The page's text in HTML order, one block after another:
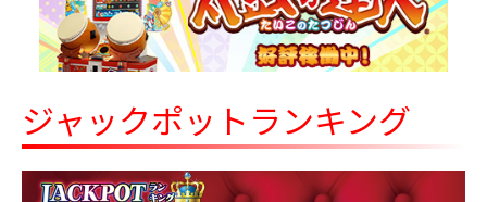
8/6～
ミニオン ちびぱる
8/6～
ミニオンズ＆モンスターズ Ｌぬいぐる
み カウボーイ
8/6～
モンチッチ おしゃぶりBIGぬいぐるみ
8/6～
映画クレヨンしんちゃん 奇々怪々！オラ
の妖怪バケ～ション めちゃもふぐっとぬ
いぐるみ～おすわりポーズのシロ～
ジャックポットランキング